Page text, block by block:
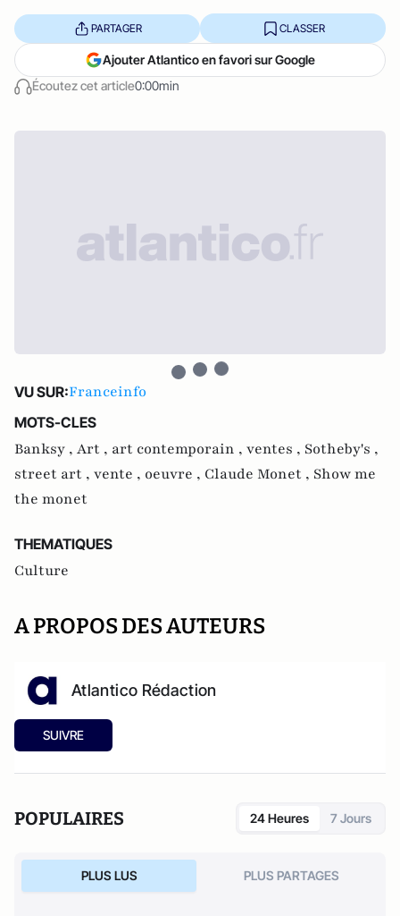
Écoutez cet article0:00min
PARTAGER CLASSER
Ajouter Atlantico en favori sur Google
VU SUR:Franceinfo
MOTS-CLES
Banksy , Art , art contemporain , ventes , Sotheby's ,
street art , vente , oeuvre , Claude Monet , Show me
the monet
THEMATIQUES
Culture
A PROPOS DES AUTEURS
Atlantico Rédaction
SUIVRE
POPULAIRES 24 Heures 7 Jours
PLUS LUS PLUS PARTAGES